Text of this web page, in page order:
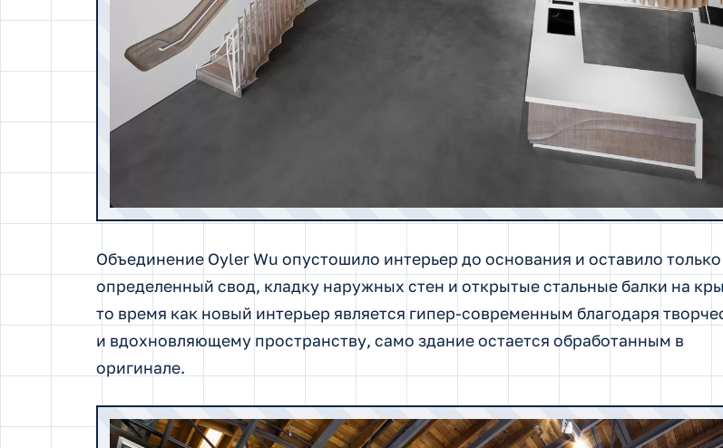
Объединение Oyler Wu опустошило интерьер до основания и оставило только
определенный свод, кладку наружных стен и открытые стальные балки на
то время как новый интерьер является гипер-современным благодаря
и вдохновляющему пространству, само здание остается обработанным в
оригинале.